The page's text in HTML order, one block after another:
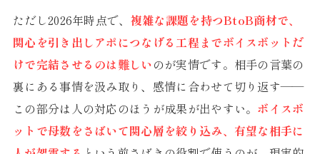
ただし2026年時点で、 複雑な課題を持つBtoB商材で、
関心を引き出しアポにつなげる工程までボイスボットだ
けで完結させるのは難しいのが実情です。相手の言葉の
裏にある事情を汲み取り、感情に合わせて切り返す——
この部分は人の対応のほうが成果が出やすい。 ボイスボ
ットで母数をさばいて関心層を絞り込み、有望な相手に